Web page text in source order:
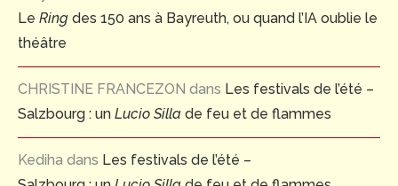
Le Ring des 150 ans à Bayreuth, ou quand l’IA oublie le
théâtre
CHRISTINE FRANCEZON dans Les festivals de l’été –
Salzbourg : un Lucio Silla de feu et de flammes
Kediha dans Les festivals de l’été –